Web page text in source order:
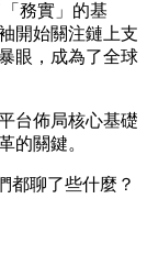
務實」的基
開始關注鏈上支
眼，成為了全球
台佈局核心基礎
的關鍵。
都聊了些什麼？